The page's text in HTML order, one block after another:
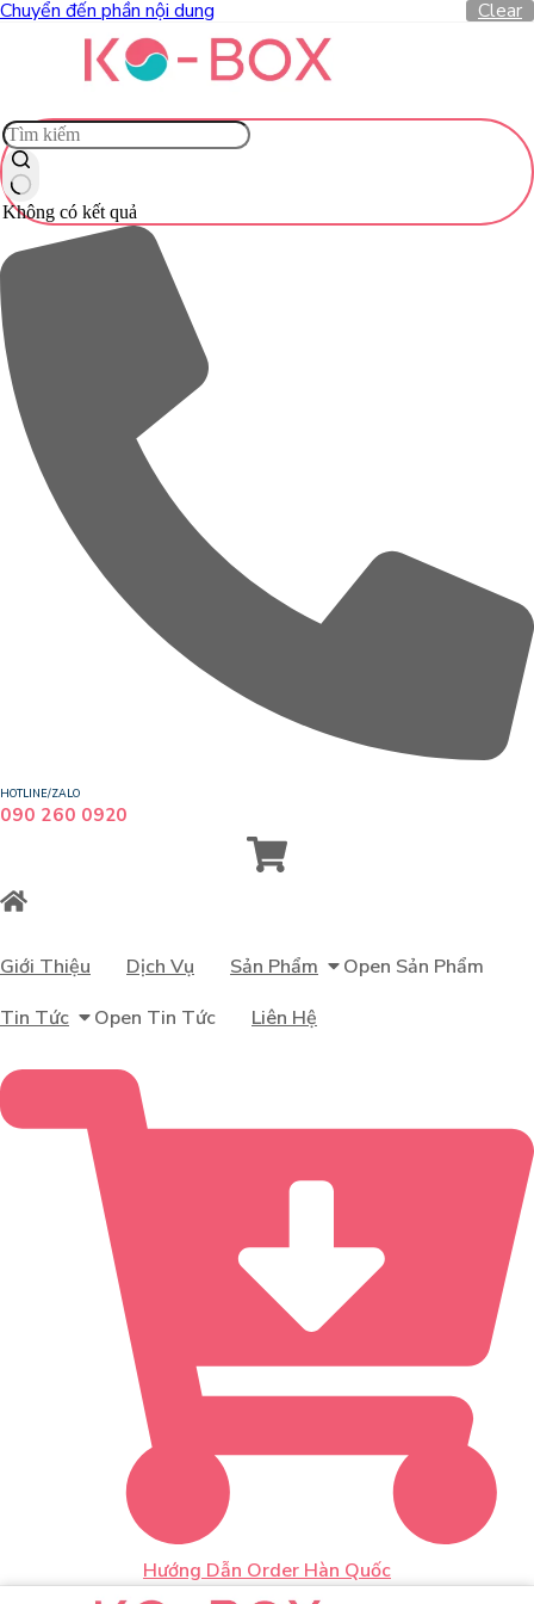
Chuyển đến phần nội dung
Không có kết quả
HOTLINE/ZALO
090 260 0920
Giới Thiệu Dịch Vụ Sản Phẩm
Open Sản Phẩm
Tin Tức
Open Tin Tức Liên Hệ
Hướng Dẫn Order Hàn Quốc
Clear